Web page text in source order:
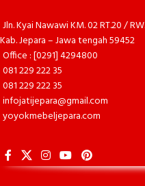
Jln. Kyai Nawawi KM. 02 RT.20 /
Kab. Jepara – Jawa tengah 59452
Office : [0291] 4294800
081 229 222 35
081 229 222 35
infojatijepara@gmail.com
yoyokmebeljepara.com